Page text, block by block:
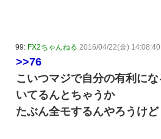
99: FX2ちゃんねる 2016/04/22(金)
>>76
こいつマジで自分の有利に
いてるんとちゃうか
たぶん全モするんやろうけど